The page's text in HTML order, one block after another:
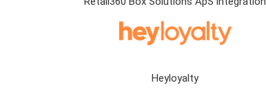
Heyloyalty